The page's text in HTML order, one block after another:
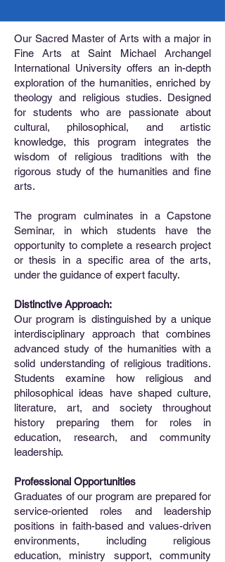
Our Sacred Master of Arts with a major in
Fine Arts at Saint Michael Archangel
International University offers an in-depth
exploration of the humanities, enriched by
theology and religious studies. Designed
for students who are passionate about
cultural, philosophical, and artistic
knowledge, this program integrates the
wisdom of religious traditions with the
rigorous study of the humanities and fine
arts.
The program culminates in a Capstone
Seminar, in which students have the
opportunity to complete a research project
or thesis in a specific area of the arts,
under the guidance of expert faculty.
Distinctive Approach:
Our program is distinguished by a unique
interdisciplinary approach that combines
advanced study of the humanities with a
solid understanding of religious traditions.
Students examine how religious and
philosophical ideas have shaped culture,
literature, art, and society throughout
history preparing them for roles in
education, research, and community
leadership.
Professional Opportunities
Graduates of our program are prepared for
service-oriented roles and leadership
positions in faith-based and values-driven
environments, including religious
education, ministry support, community